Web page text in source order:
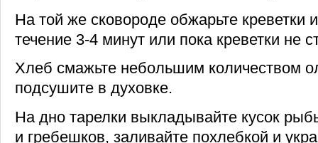
На той же сковороде обжарьте креветки
течение 3-4 минут или пока креветки не
Хлеб смажьте небольшим количеством
подсушите в духовке.
На дно тарелки выкладывайте кусок
и гребешков, заливайте похлебкой и